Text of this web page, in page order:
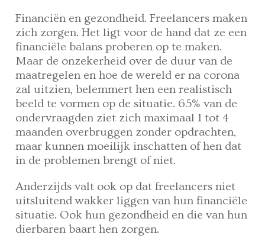
Financiën en gezondheid. Freelancers maken
zich zorgen. Het ligt voor de hand dat ze een
financiële balans proberen op te maken.
Maar de onzekerheid over de duur van de
maatregelen en hoe de wereld er na corona
zal uitzien, belemmert hen een realistisch
beeld te vormen op de situatie. 65% van de
ondervraagden ziet zich maximaal 1 tot 4
maanden overbruggen zonder opdrachten,
maar kunnen moeilijk inschatten of hen dat
in de problemen brengt of niet.
Anderzijds valt ook op dat freelancers niet
uitsluitend wakker liggen van hun financiële
situatie. Ook hun gezondheid en die van hun
dierbaren baart hen zorgen.